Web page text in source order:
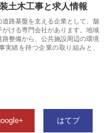
土木工事と求人情報
道路基盤を支える企業として、舗
ける専門会社があります。地域
整備から、公共施設周辺の環境
実績を持つ企業の取り組みと、
はてブ